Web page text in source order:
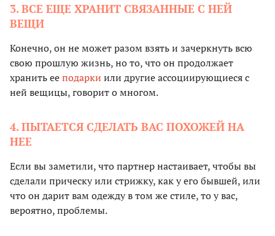
3. ВСЕ ЕЩЕ ХРАНИТ СВЯЗАННЫЕ С НЕЙ
ВЕЩИ
Конечно, он не может разом взять и зачеркнуть всю
свою прошлую жизнь, но то, что он продолжает
хранить ееподарки или другие ассоциирующиеся с
ней вещицы, говорит о многом.
4. ПЫТАЕТСЯ СДЕЛАТЬ ВАС ПОХОЖЕЙ НА
НЕЕ
Если вы заметили, что партнер настаивает, чтобы вы
сделали прическу или стрижку, как у его бывшей, или
что он дарит вам одежду в том же стиле, то у вас,
вероятно, проблемы.